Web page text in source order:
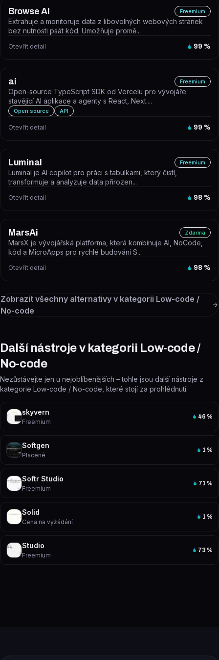
Browse AI Freemium
Extrahuje a monitoruje data z libovolných webových stránek
bez nutnosti psát kód. Umožňuje promě...
Otevřít detail 99 %
ai Freemium
Open-source TypeScript SDK od Vercelu pro vývojáře
stavějící AI aplikace a agenty s React, Next....
Open source API
Otevřít detail 99 %
Luminal Freemium
Luminal je AI copilot pro práci s tabulkami, který čistí,
transformuje a analyzuje data přirozen...
Otevřít detail 98 %
MarsAi Zdarma
MarsX je vývojářská platforma, která kombinuje AI, NoCode,
kód a MicroApps pro rychlé budování S...
Otevřít detail 98 %
Zobrazit všechny alternativy v kategorii Low-code /
No-code
Další nástroje v kategorii Low-code /
No-code
Nezůstávejte jen u nejoblíbenějších – tohle jsou další nástroje z
kategorie Low-code / No-code, které stojí za prohlédnutí.
skyvern
Freemium
46 %
Softgen
Placené
1 %
Softr Studio
Freemium
71 %
Solid
Cena na vyžádání
1 %
Studio
Freemium
73 %